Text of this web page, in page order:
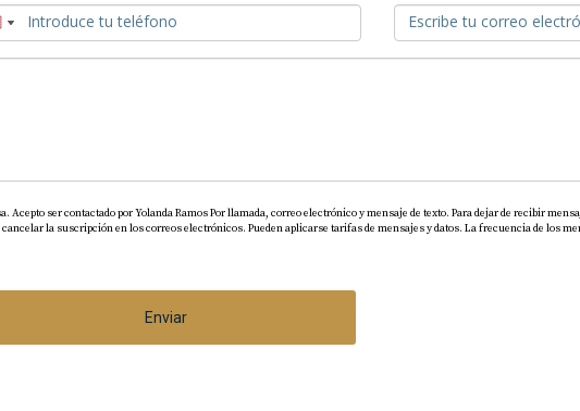
ser contactado por Yolanda Ramos Por llamada, correo electrónico y mensaje de texto. Para dejar de recibir
la suscripción en los correos electrónicos. Pueden aplicarse tarifas de mensajes y datos. La frecuencia de los
Enviar